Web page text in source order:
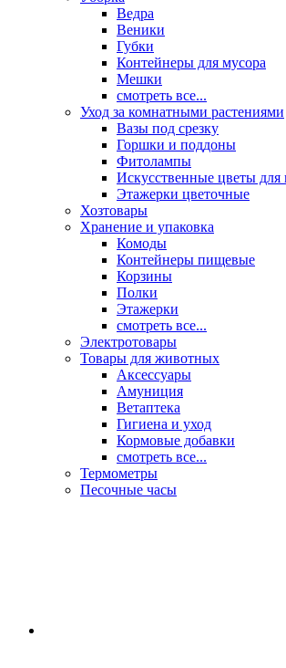
Ведра
Веники
Губки
Контейнеры для мусора
Мешки
смотреть все...
Уход за комнатными растениями
Вазы под срезку
Горшки и поддоны
Фитолампы
Искусственные цветы для
Этажерки цветочные
Хозтовары
Хранение и упаковка
Комоды
Контейнеры пищевые
Корзины
Полки
Этажерки
смотреть все...
Электротовары
Товары для животных
Аксессуары
Амуниция
Ветаптека
Гигиена и уход
Кормовые добавки
смотреть все...
Термометры
Песочные часы